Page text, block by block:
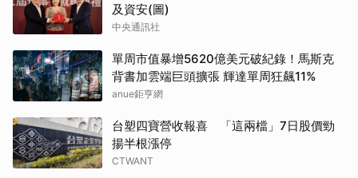
及資安(圖)
中央通訊社
單周市值暴增5620億美元破紀錄！馬斯克
背書加雲端巨頭擴張 輝達單周狂飆11%
anue鉅亨網
台塑四寶營收報喜 「這兩檔」7日股價勁
揚半根漲停
CTWANT